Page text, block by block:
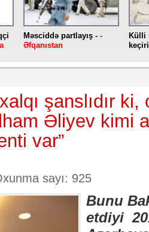
Məsciddə partlayış - -
Əfqanıstan
Külli
şanslıdır
Əliyev kimi
var”
sayı: 925
Bunu
etdiyi